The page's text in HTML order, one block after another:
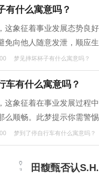
有什么寓意吗？
这象征着事业发展态势良
免向他人随意发泄，顺应
梦见摔坏杯子有什么寓意吗？
车有什么寓意吗？
这象征着在事业发展过程
么顺畅。此梦提示你需警
梦到了停自行车有什么寓意吗？
田馥甄否认